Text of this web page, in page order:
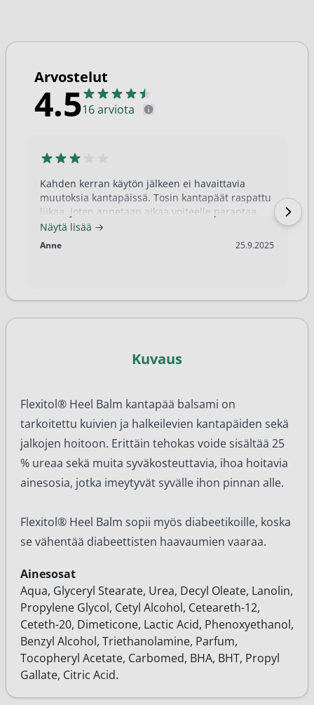
Arvostelut
4.516 arviota
Kahden kerran käytön jälkeen ei havaittavia
muutoksia kantapäissä. Tosin kantapäät raspattu
liikaa, joten annetaan aikaa voiteelle parantaa.
Näytä lisää
Anne 25.9.2025
25.9.2025
Kuvaus
Flexitol® Heel Balm kantapää balsami on
tarkoitettu kuivien ja halkeilevien kantapäiden sekä
jalkojen hoitoon. Erittäin tehokas voide sisältää 25
% ureaa sekä muita syväkosteuttavia, ihoa hoitavia
ainesosia, jotka imeytyvät syvälle ihon pinnan alle.
Flexitol® Heel Balm sopii myös diabeetikoille, koska
se vähentää diabeettisten haavaumien vaaraa.
Ainesosat
Aqua, Glyceryl Stearate, Urea, Decyl Oleate, Lanolin,
Propylene Glycol, Cetyl Alcohol, Ceteareth-12,
Ceteth-20, Dimeticone, Lactic Acid, Phenoxyethanol,
Benzyl Alcohol, Triethanolamine, Parfum,
Tocopheryl Acetate, Carbomed, BHA, BHT, Propyl
Gallate, Citric Acid.